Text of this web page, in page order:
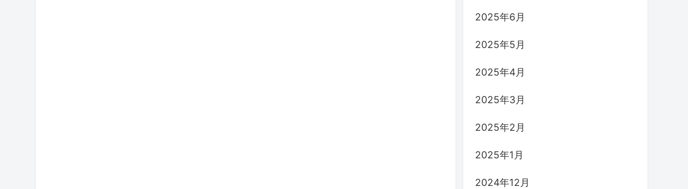
2025年6月
2025年5月
2025年4月
2025年3月
2025年2月
2025年1月
2024年12月